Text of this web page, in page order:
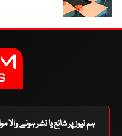
ہم نیوز پر شائع یا نشر ہونے